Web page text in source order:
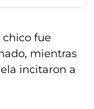
chico fue
mientras
incitaron a